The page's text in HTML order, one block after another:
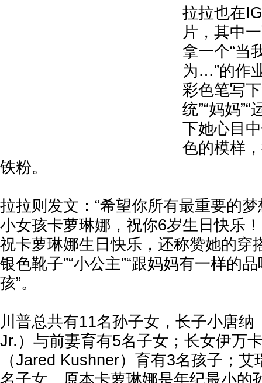
拉拉也在
片，其中
拿一个“当
为…”的作
彩色笔写
统”“妈妈”“
下她心目
色的模样
铁粉。
拉拉则发文：“希望你所有最重要的
小女孩卡萝琳娜，祝你6岁生日快乐
祝卡萝琳娜生日快乐，还称赞她的穿
银色靴子”“小公主”“跟妈妈有一样的
孩”。
川普总共有11名孙子女，长子小唐纳
Jr.）与前妻育有5名子女；长女伊万
（Jared Kushner）育有3名孩子；
名子女。原本卡萝琳娜是年纪最小的